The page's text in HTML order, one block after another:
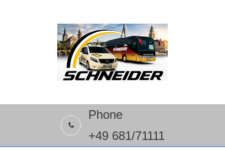
Phone
+49 681/71111